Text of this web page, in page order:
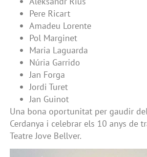
Pere Ricart
Amadeu Lorente
Pol Marginet
Maria Laguarda
Núria Garrido
Jan Forga
Jordi Turet
Jan Guinot
Una bona oportunitat per gaudir
Cerdanya i celebrar els 10 anys de
Teatre Jove Bellver.